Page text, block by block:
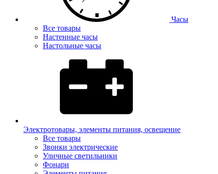
Часы
Все товары
Настенные часы
Настольные часы
Электротовары, элементы питания, освещение
Все товары
Звонки электрические
Уличные светильники
Фонари